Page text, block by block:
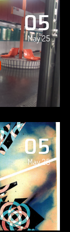
05
May 25
05
May 25